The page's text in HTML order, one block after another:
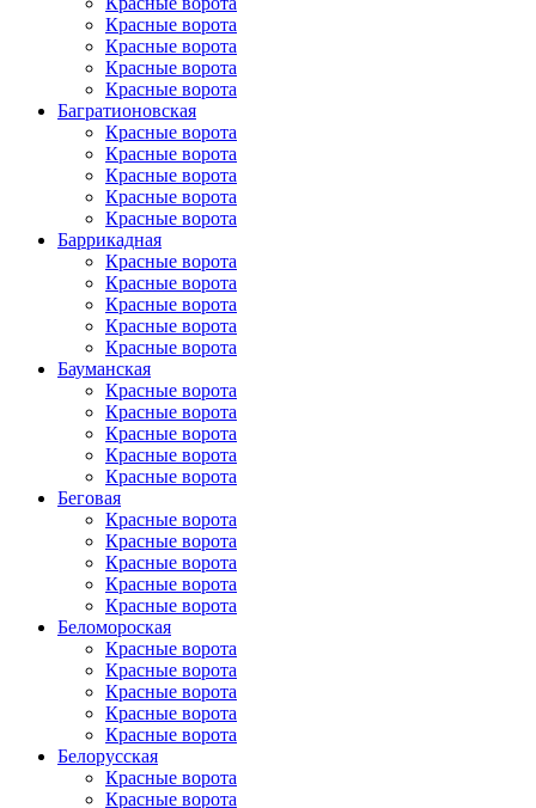
Красные ворота
Красные ворота
Красные ворота
Красные ворота
Багратионовская
Красные ворота
Красные ворота
Красные ворота
Красные ворота
Красные ворота
Баррикадная
Красные ворота
Красные ворота
Красные ворота
Красные ворота
Красные ворота
Бауманская
Красные ворота
Красные ворота
Красные ворота
Красные ворота
Красные ворота
Беговая
Красные ворота
Красные ворота
Красные ворота
Красные ворота
Красные ворота
Беломороская
Красные ворота
Красные ворота
Красные ворота
Красные ворота
Красные ворота
Белорусская
Красные ворота
Красные ворота